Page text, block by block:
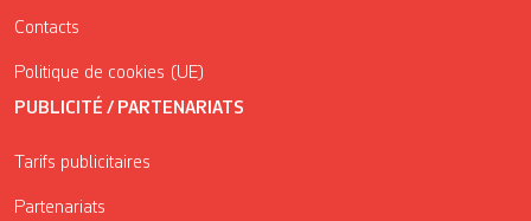
Contacts
Politique de cookies (UE)
PUBLICITÉ / PARTENARIATS
Tarifs publicitaires
Partenariats